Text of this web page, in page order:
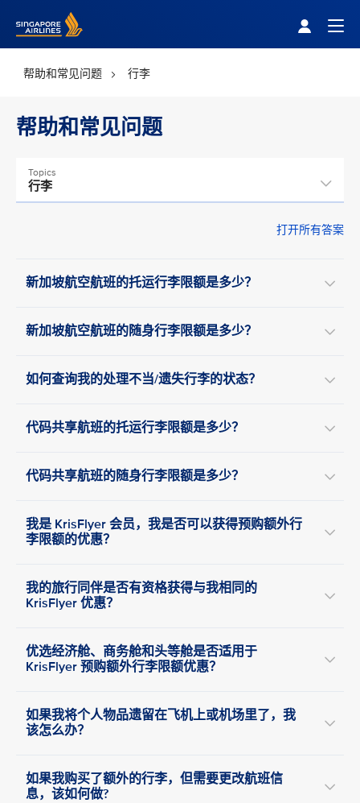
帮助和常见问题 行李
帮助和常见问题
Topics
行李
打开所有答案
新加坡航空航班的托运行李限额是多少？
新加坡航空航班的随身行李限额是多少？
如何查询我的处理不当/遗失行李的状态？
代码共享航班的托运行李限额是多少？
代码共享航班的随身行李限额是多少？
我是 KrisFlyer 会员，我是否可以获得预购额外行
李限额的优惠？
我的旅行同伴是否有资格获得与我相同的
KrisFlyer 优惠？
优选经济舱、商务舱和头等舱是否适用于
KrisFlyer 预购额外行李限额优惠？
如果我将个人物品遗留在飞机上或机场里了，我
该怎么办？
如果我购买了额外的行李，但需要更改航班信
息，该如何做?